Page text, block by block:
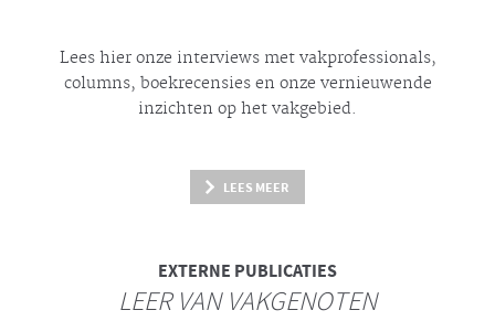
Lees hier onze interviews met vakprofessionals,
columns, boekrecensies en onze vernieuwende
inzichten op het vakgebied.
LEES MEER
EXTERNE PUBLICATIES
LEER VAN VAKGENOTEN